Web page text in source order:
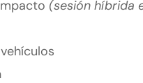
(sesión híbrida